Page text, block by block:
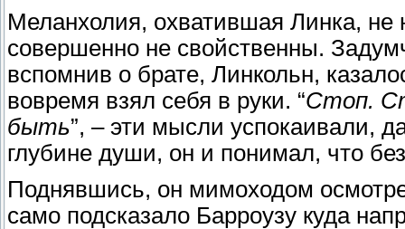
Меланхолия, охватившая Линка, не
совершенно не свойственны.
вспомнив о брате, Линкольн,
вовремя взял себя в руки. “Стоп.
быть”, – эти мысли успокаивали,
глубине души, он и понимал, что
Поднявшись, он мимоходом
само подсказало Барроузу куда